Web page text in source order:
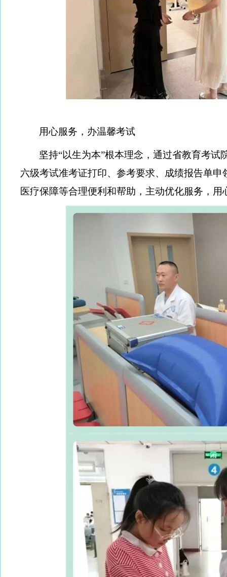
用心服务，办温馨考试
坚持“以生为本”根本理念，通过省教育考
六级考试准考证打印、参考要求、成绩报告单
医疗保障等合理便利和帮助，主动优化服务，